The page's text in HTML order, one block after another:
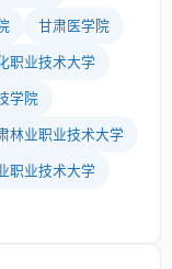
甘肃医学院
职业技术大学
学院
林业职业技术大学
职业技术大学